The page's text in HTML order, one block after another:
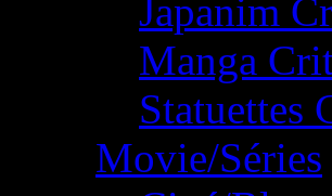
Japanim
Manga
Statuettes
Movie/Séries